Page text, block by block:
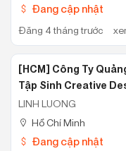
Đang cập nhật
Đăng 4 tháng trước
[HCM] Công Ty
Tập Sinh Creative
LINH LUONG
Hồ Chí Minh
Đang cập nhật